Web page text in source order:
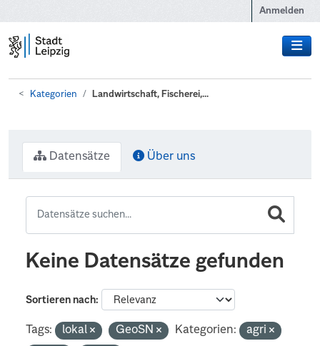
Anmelden
Kategorien Landwirtschaft, Fischerei,...
Datensätze Über uns
Keine Datensätze gefunden
Sortieren nach
Tags: lokal GeoSN Kategorien:
agri